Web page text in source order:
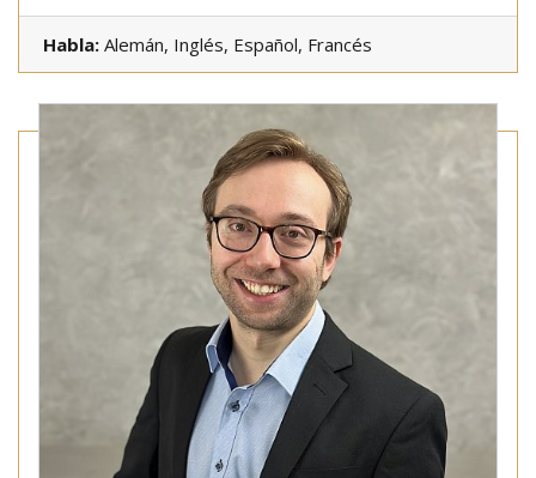
Habla: Alemán, Inglés, Español, Francés